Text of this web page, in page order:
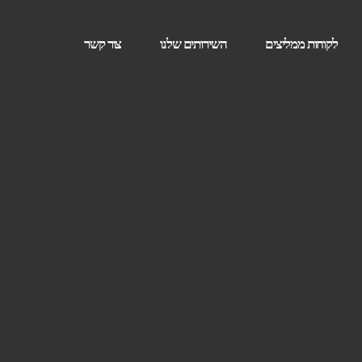
לקוחות ממליצים השירותים שלנו צור קשר